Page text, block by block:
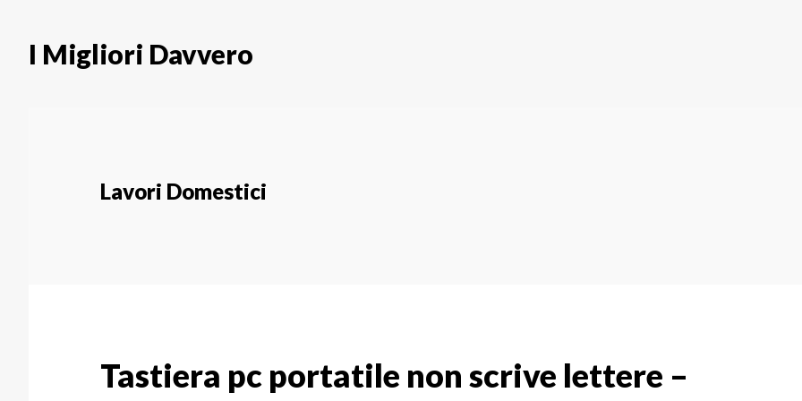
main
primaryI Migliori Davvero
Lavori Domestici
Tastiera pc portatile non scrive lettere​ –